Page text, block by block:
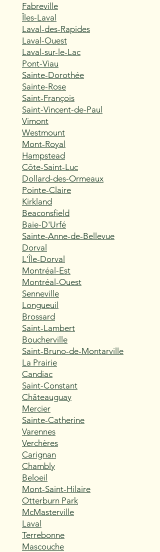
Fabreville
Îles-Laval
Laval-des-Rapides
Laval-Ouest
Laval-sur-le-Lac
Pont-Viau
Sainte-Dorothée
Sainte-Rose
Saint-François
Saint-Vincent-de-Paul
Vimont
Westmount
Mont-Royal
Hampstead
Côte-Saint-Luc
Dollard-des-Ormeaux
Pointe-Claire
Kirkland
Beaconsfield
Baie-D'Urfé
Sainte-Anne-de-Bellevue
Dorval
L'Île-Dorval
Montréal-Est
Montréal-Ouest
Senneville
Longueuil
Brossard
Saint-Lambert
Boucherville
Saint-Bruno-de-Montarville
La Prairie
Candiac
Saint-Constant
Châteauguay
Mercier
Sainte-Catherine
Varennes
Verchères
Carignan
Chambly
Beloeil
Mont-Saint-Hilaire
Otterburn Park
McMasterville
Laval
Terrebonne
Mascouche